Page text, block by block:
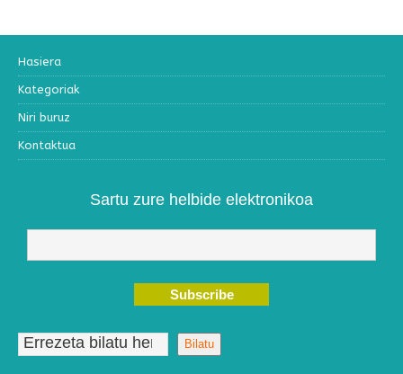
Hasiera
Kategoriak
Niri buruz
Kontaktua
Sartu zure helbide elektronikoa
Bilatu